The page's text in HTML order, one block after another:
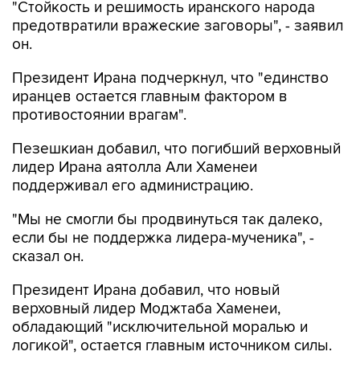
он.
Президент Ирана подчеркнул, что "единство
противостоянии врагам".
Пезешкиан добавил, что погибший верховный
поддерживал его администрацию.
"Мы не смогли бы продвинуться так далеко,
сказал он.
Президент Ирана добавил, что новый
обладающий "исключительной моралью и
логикой", остается главным источником силы.
Пезешкиан выразил уверенность в том, что